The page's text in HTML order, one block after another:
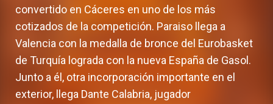
convertido en Cáceres en uno de los más
cotizados de la competición. Paraiso llega a
Valencia con la medalla de bronce del Eurobasket
de Turquía lograda con la nueva España de Gasol.
Junto a él, otra incorporación importante en el
exterior, llega Dante Calabria, jugador